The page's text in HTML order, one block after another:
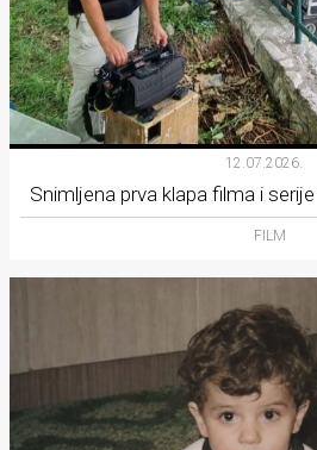
12.07.2026.
Snimljena prva klapa filma i
FILM